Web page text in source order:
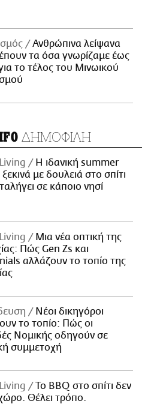
Ανθρώπινα λείψανα
τα όσα γνωρίζαμε έως
το τέλος του Μινωικού
ΔΗΜΟΦΙΛΗ
Η ιδανική summer
με δουλειά στο σπίτι
σε κάποιο νησί
Μια νέα οπτική της
Πώς Gen Zs και
αλλάζουν το τοπίο της
Νέοι δικηγόροι
το τοπίο: Πώς οι
Νομικής οδηγούν σε
συμμετοχή
Το BBQ στο σπίτι δεν
Θέλει τρόπο.